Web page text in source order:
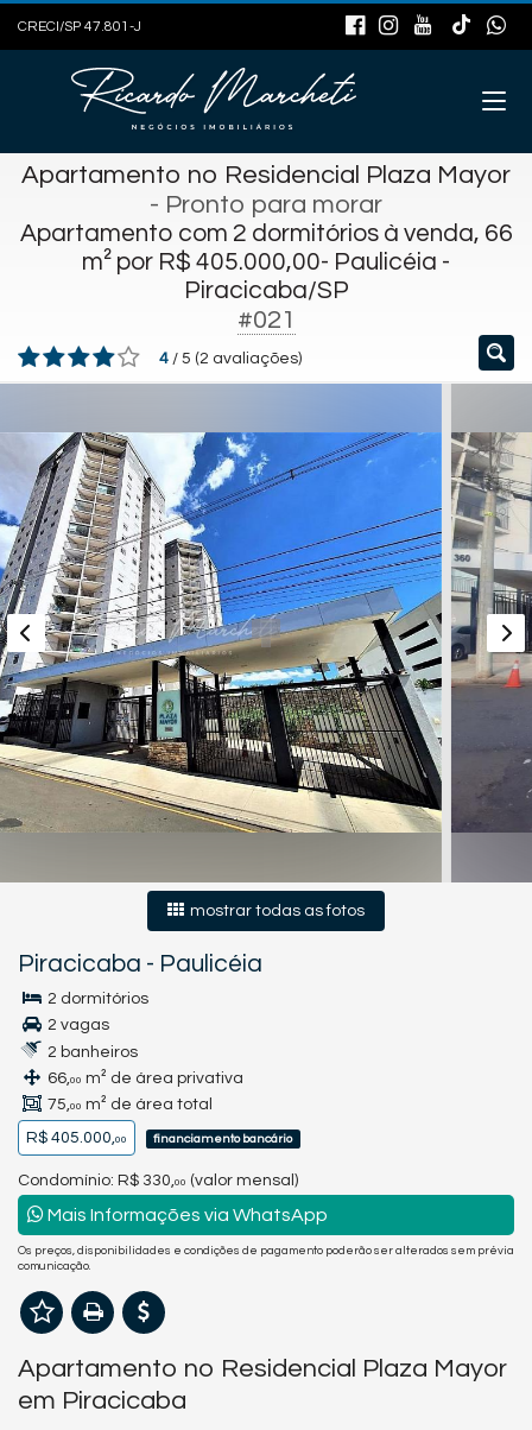
CRECI/SP 47.801-J
Apartamento no Residencial Plaza Mayor
- Pronto para morar
Apartamento com 2 dormitórios à venda, 66
m² por R$ 405.000,00- Paulicéia -
Piracicaba/SP
#021
4 / 5 (2 avaliações)
mostrar todas as fotos
Piracicaba - Paulicéia
2 dormitórios
2 vagas
2 banheiros
66,00 m² de área privativa
75,00 m² de área total
R$ 405.000,00 financiamento bancário
Condomínio: R$ 330, 00 (valor mensal)
Mais Informações via WhatsApp
Os preços, disponibilidades e condições de pagamento poderão ser alterados sem prévia
comunicação.
Apartamento no Residencial Plaza Mayor
em Piracicaba